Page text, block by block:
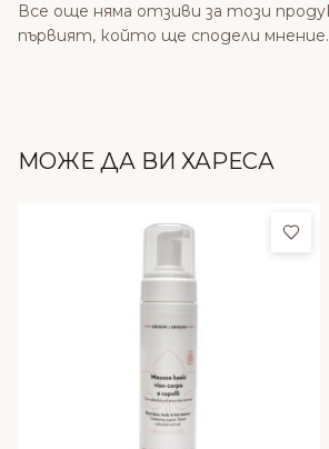
Все още няма отзиви за този
първият, който ще сподели мнение.
МОЖЕ ДА ВИ ХАРЕСА